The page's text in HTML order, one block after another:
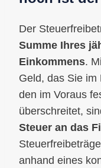
Der
Summe Ihres
Einkommens.
Geld, das Sie im
den im Voraus
überschreitet,
Steuer an das
anhand eines